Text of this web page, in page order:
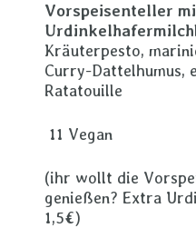
Vorspeisenteller
Kräuterpesto,
Curry-Dattelhumus,
Ratatouille
11 Vegan
(ihr wollt die
genießen? Extra
1,5€)